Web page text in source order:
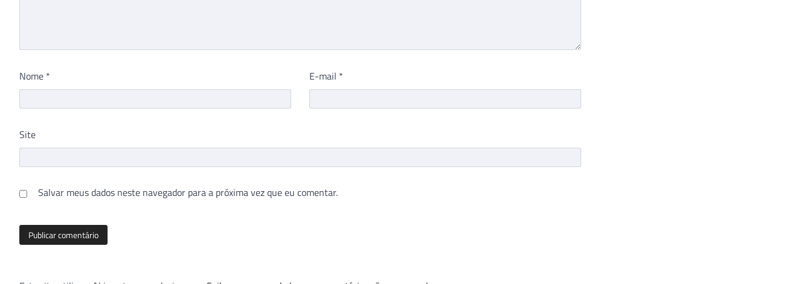
Nome * E-mail *
Site
Salvar meus dados neste navegador para a próxima vez que eu comentar.